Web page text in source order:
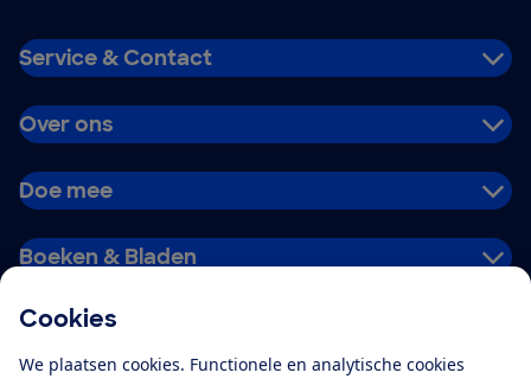
Cookies
We plaatsen cookies. Functionele en analytische cookies
Service & Contact
Over ons
Doe mee
Boeken & Bladen